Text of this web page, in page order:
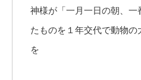
神様が「一月一日の朝、
たものを１年交代で動物
を